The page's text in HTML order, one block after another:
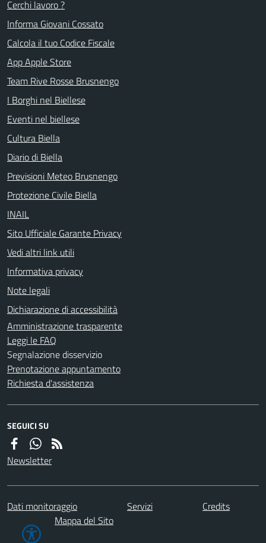
Cerchi lavoro ?
Informa Giovani Cossato
Calcola il tuo Codice Fiscale
App Apple Store
Team Rive Rosse Brusnengo
I Borghi nel Biellese
Eventi nel biellese
Cultura Biella
Diario di Biella
Previsioni Meteo Brusnengo
Protezione Civile Biella
INAIL
Sito Ufficiale Garante Privacy
Vedi altri link utili
Informativa privacy
Note legali
Dichiarazione di accessibilità
Amministrazione trasparente
Leggi le FAQ
Segnalazione disservizio
Prenotazione appuntamento
Richiesta d'assistenza
SEGUICI SU
Newsletter
Dati monitoraggio Servizi
Credits
Mappa del Sito